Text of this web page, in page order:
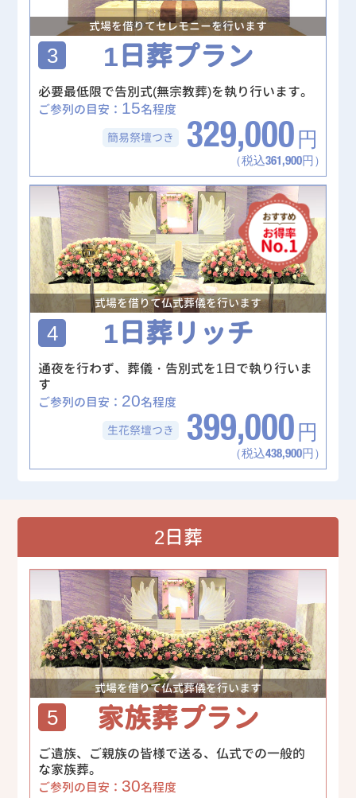
式場を借りてセレモニーを行います
3 1日葬プラン
必要最低限で告別式(無宗教葬)を執り行います。
ご参列の目安： 15名程度
簡易祭壇つき 329,000 円
（税込361,900円）
式場を借りて仏式葬儀を行います
4 1日葬リッチ
通夜を行わず、葬儀・告別式を1日で執り行いま
す
ご参列の目安： 20名程度
生花祭壇つき 399,000 円
（税込438,900円）
2日葬
式場を借りて仏式葬儀を行います
5 家族葬プラン
ご遺族、ご親族の皆様で送る、仏式での一般的
な家族葬。
ご参列の目安： 30名程度